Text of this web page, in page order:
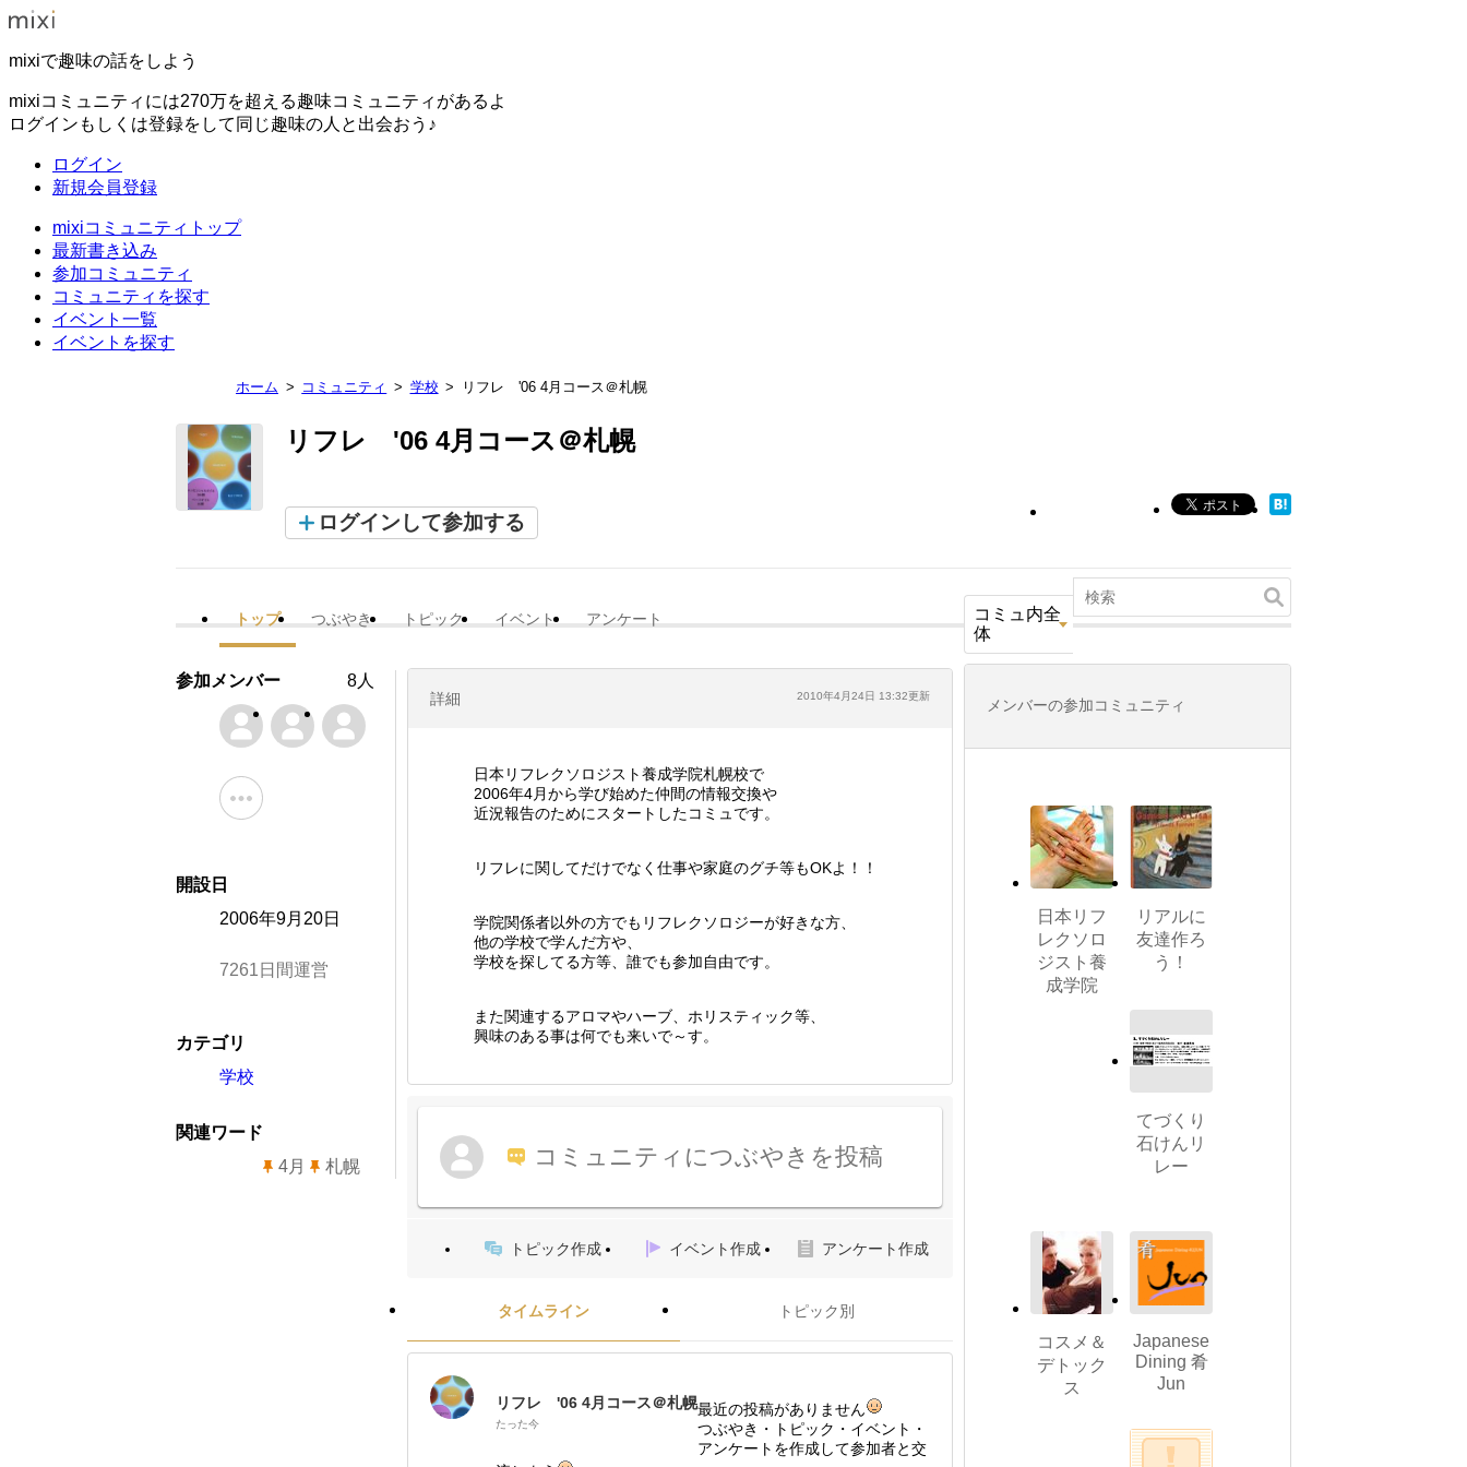
mixiで趣味の話をしよう
mixiコミュニティには270万を超える趣味コミュニティがあるよ
ログインもしくは登録をして同じ趣味の人と出会おう♪
ログイン
新規会員登録
mixiコミュニティトップ
最新書き込み
参加コミュニティ
コミュニティを探す
イベント一覧
イベントを探す
ホーム コミュニティ 学校 リフレ '06 4月コース＠札幌
リフレ '06 4月コース＠札幌
ログインして参加する
トップ つぶやき トピック イベント アンケート
コミュ内全
体
詳細 2010年4月24日 13:32更新
日本リフレクソロジスト養成学院札幌校で
2006年4月から学び始めた仲間の情報交換や
近況報告のためにスタートしたコミュです。
リフレに関してだけでなく仕事や家庭のグチ等もOKよ！！
学院関係者以外の方でもリフレクソロジーが好きな方、
他の学校で学んだ方や、
学校を探してる方等、誰でも参加自由です。
また関連するアロマやハーブ、ホリスティック等、
興味のある事は何でも来いで～す。
コミュニティにつぶやきを投稿
トピック作成 イベント作成 アンケート作成
タイムライン トピック別
リフレ '06 4月コース＠札幌
たった今
最近の投稿がありません
つぶやき・トピック・イベント・
アンケートを作成して参加者と交
参加メンバー 8人
開設日
2006年9月20日
7261日間運営
カテゴリ
学校
関連ワード
4月
札幌
メンバーの参加コミュニティ
日本リフ
レクソロ
ジスト養
成学院
リアルに
友達作ろ
う！
てづくり
石けんリ
レー
コスメ＆
デトック
ス
Japanese
Dining 肴
Jun